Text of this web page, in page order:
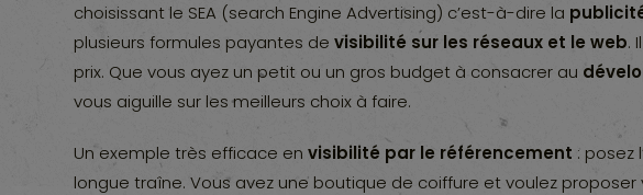
choisissant le SEA (search Engine Advertising) c’est-à-dire la
plusieurs formules payantes devisibilité sur les réseaux et le web.
prix. Que vous ayez un petit ou un gros budget à consacrer au
vous aiguille sur les meilleurs choix à faire.
Un exemple très efficace envisibilité par le référencement : posez
longue traîne. Vous avez une boutique de coiffure et voulez